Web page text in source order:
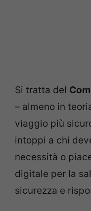
Si tratta del
– almeno in
viaggio più
intoppi a chi
necessità o
digitale per la
sicurezza e